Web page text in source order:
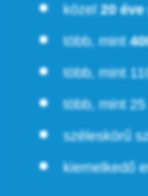
közel20 éve
több, mint
több, mint
több, mint
széleskörű
kiemelkedő